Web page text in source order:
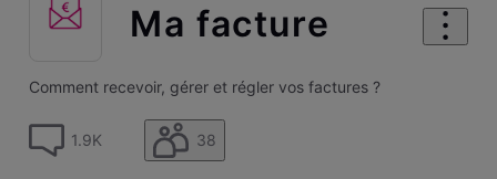
Ma facture
Comment recevoir, gérer et régler vos factures ?
1.9K 38